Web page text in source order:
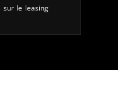
sur le leasing